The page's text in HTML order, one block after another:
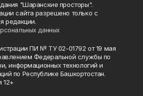
"Шаранские просторы".
сайта разрешено только с
редакции.
данных
ПИ № ТУ 02-01792 от 19 мая
Федеральной службы по
информационных технологий и
по Республике Башкортостан.
12+